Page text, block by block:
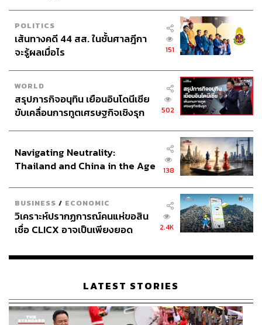
POLITICS
เส้นทางคดี 44 สส. ในชั้นศาลฎีกา
จะรู้ผลเมื่อไร
151
WORLD
สรุปภารกิจอนุทิน เยือนอินโดนีเซีย
ขับเคลื่อนการทูตเศรษฐกิจเชิงรุก
502
Navigating Neutrality:
Thailand and China in the Age
138
BUSINESS / ECONOMIC
วิเคราะห์ปรากฏการณ์คนแห่ขอสิน
เชื่อ CLICX อาจเป็นเพียงยอด
เรือนไทยที่ถูกซุกไว้
2.4K
LATEST STORIES